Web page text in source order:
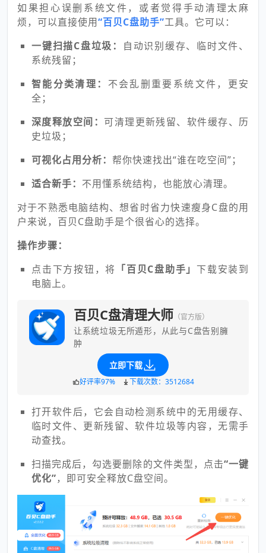
如果担心误删系统文件，或者觉得手动清理太麻
烦，可以直接使用“百贝C盘助手”工具。它可以：
一键扫描C盘垃圾：
自动识别缓存、临时文件、
系统残留；
智能分类清理： 不会乱删重要系统文件，更安
全；
深度释放空间： 可清理更新残留、软件缓存、历
史垃圾；
可视化占用分析： 帮你快速找出“谁在吃空间”；
适合新手： 不用懂系统结构，也能放心清理。
对于不熟悉电脑结构、想省时省力快速瘦身C盘的用
户来说，百贝C盘助手是个很省心的选择。
操作步骤：
点击下方按钮，将 「百贝C盘助手」 下载安装到
电脑上。
百贝C盘清理大师 （官方版）
让系统垃圾无所遁形，从此与C盘告别臃
肿
立即下载
好评率97% 下载次数：3512684
打开软件后，它会自动检测系统中的无用缓存、
临时文件、更新残留、软件垃圾等内容，无需手
动查找。
扫描完成后，勾选要删除的文件类型，点击“一键
优化”，即可安全释放C盘空间。